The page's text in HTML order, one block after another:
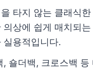
타지 않는 클래식
의상에 쉽게 매치되
실용적입니다.
, 숄더백, 크로스백 등